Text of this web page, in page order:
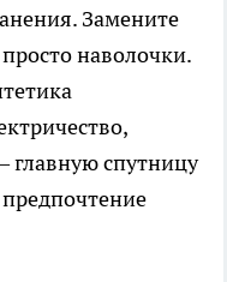
Замените
наволочки.
главную спутницу
предпочтение